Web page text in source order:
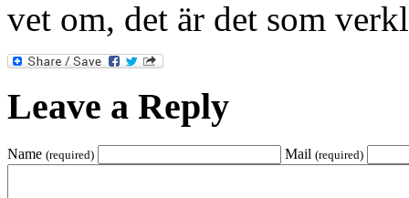
vet om, det är det som
Leave a Reply
Name (required) Mail (required)